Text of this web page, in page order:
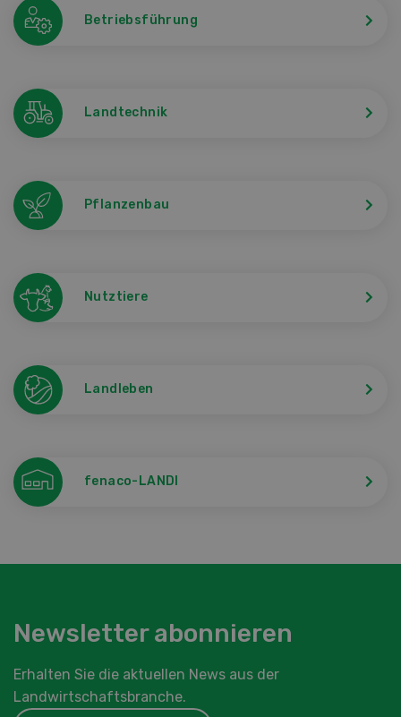
Betriebsführung
Landtechnik
Pflanzenbau
Nutztiere
Landleben
fenaco-LANDI
Newsletter abonnieren
Erhalten Sie die aktuellen News aus der
Landwirtschaftsbranche.